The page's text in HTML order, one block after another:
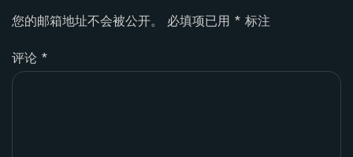
您的邮箱地址不会被公开。 必填项已用 * 标注
评论 *